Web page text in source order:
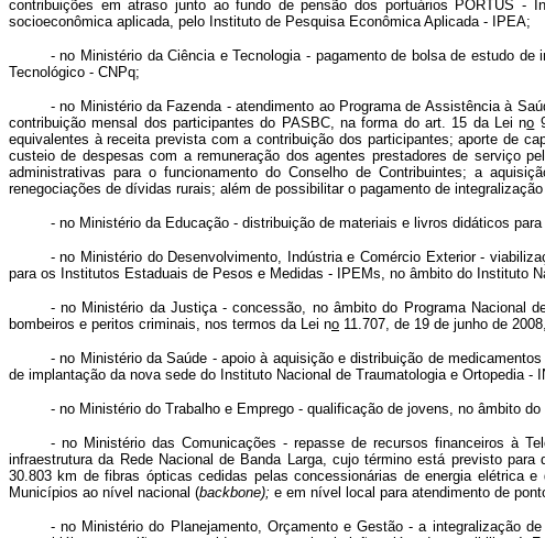
contribuições em atraso junto ao fundo de pensão dos portuários PORTUS -
socioeconômica aplicada, pelo Instituto de Pesquisa Econômica Aplicada - IPEA;
- no Ministério da Ciência e Tecnologia - pagamento de bolsa de estudo
Tecnológico - CNPq;
- no Ministério da Fazenda - atendimento ao Programa de Assistência à
contribuição mensal dos participantes do PASBC, na forma do art. 15 da Lei no
equivalentes à receita prevista com a contribuição dos participantes; aporte de
custeio de despesas com a remuneração dos agentes prestadores de serviço
administrativas para o funcionamento do Conselho de Contribuintes; a
renegociações de dívidas rurais; além de possibilitar o pagamento de
- no Ministério da Educação - distribuição de materiais e livros didáticos
- no Ministério do Desenvolvimento, Indústria e Comércio Exterior -
para os Institutos Estaduais de Pesos e Medidas - IPEMs, no âmbito do Instituto
- no Ministério da Justiça - concessão, no âmbito do Programa Nacional
bombeiros e peritos criminais, nos termos da Lei no 11.707, de 19 de junho de
- no Ministério da Saúde - apoio à aquisição e distribuição de
de implantação da nova sede do Instituto Nacional de Traumatologia e Ortopedia
- no Ministério do Trabalho e Emprego - qualificação de jovens, no âmbito
- no Ministério das Comunicações - repasse de recursos financeiros à
infraestrutura da Rede Nacional de Banda Larga, cujo término está previsto
30.803 km de fibras ópticas cedidas pelas concessionárias de energia elétrica
Municípios ao nível nacional (backbone); e em nível local para atendimento de
- no Ministério do Planejamento, Orçamento e Gestão - a integralização